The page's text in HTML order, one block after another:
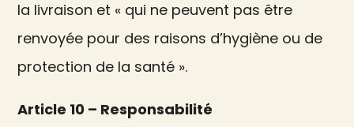
la livraison et « qui ne peuvent pas être
renvoyée pour des raisons d’hygiène ou de
protection de la santé ».
Article 10 – Responsabilité